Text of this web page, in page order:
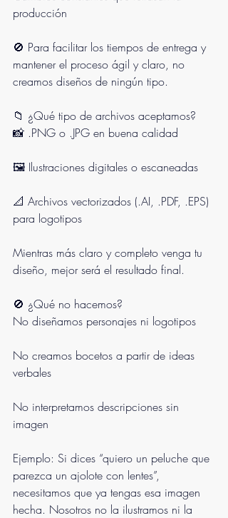
producción
🚫 Para facilitar los tiempos de entrega y
mantener el proceso ágil y claro, no
creamos diseños de ningún tipo.
📁 ¿Qué tipo de archivos aceptamos?
📸 .PNG o .JPG en buena calidad
🖼 Ilustraciones digitales o escaneadas
📐 Archivos vectorizados (.AI, .PDF, .EPS)
para logotipos
Mientras más claro y completo venga tu
diseño, mejor será el resultado final.
🚫 ¿Qué no hacemos?
No diseñamos personajes ni logotipos
No creamos bocetos a partir de ideas
verbales
No interpretamos descripciones sin
imagen
Ejemplo: Si dices “quiero un peluche que
parezca un ajolote con lentes”,
necesitamos que ya tengas esa imagen
hecha. Nosotros no la ilustramos ni la